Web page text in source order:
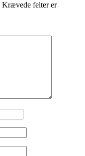
Krævede felter er